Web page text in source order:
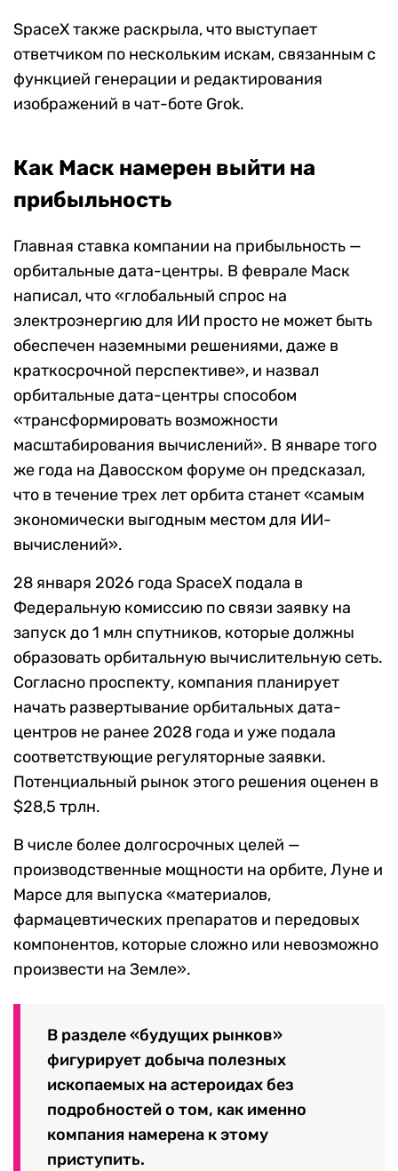
SpaceX также раскрыла, что выступает
ответчиком по нескольким искам, связанным с
функцией генерации и редактирования
изображений в чат-боте Grok.
Как Маск намерен выйти на
прибыльность
Главная ставка компании на прибыльность —
орбитальные дата-центры. В феврале Маск
написал, что «глобальный спрос на
электроэнергию для ИИ просто не может быть
обеспечен наземными решениями, даже в
краткосрочной перспективе», и назвал
орбитальные дата-центры способом
«трансформировать возможности
масштабирования вычислений». В январе того
же года на Давосском форуме он предсказал,
что в течение трех лет орбита станет «самым
экономически выгодным местом для ИИ-
вычислений».
28 января 2026 года SpaceX подала в
Федеральную комиссию по связи заявку на
запуск до 1 млн спутников, которые должны
образовать орбитальную вычислительную сеть.
Согласно проспекту, компания планирует
начать развертывание орбитальных дата-
центров не ранее 2028 года и уже подала
соответствующие регуляторные заявки.
Потенциальный рынок этого решения оценен в
$28,5 трлн.
В числе более долгосрочных целей —
производственные мощности на орбите, Луне и
Марсе для выпуска «материалов,
фармацевтических препаратов и передовых
компонентов, которые сложно или невозможно
произвести на Земле».
В разделе «будущих рынков»
фигурирует добыча полезных
ископаемых на астероидах без
подробностей о том, как именно
компания намерена к этому
приступить.